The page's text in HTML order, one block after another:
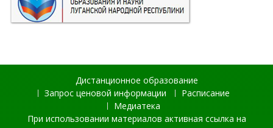
Дистанционное образование
Запрос ценовой информации
Расписание
Медиатека
При использовании материалов активная ссылка на